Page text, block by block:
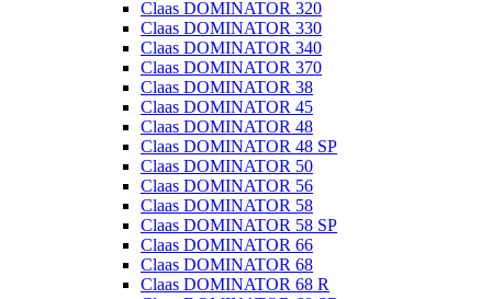
Claas DOMINATOR 320
Claas DOMINATOR 330
Claas DOMINATOR 340
Claas DOMINATOR 370
Claas DOMINATOR 38
Claas DOMINATOR 45
Claas DOMINATOR 48
Claas DOMINATOR 48 SP
Claas DOMINATOR 50
Claas DOMINATOR 56
Claas DOMINATOR 58
Claas DOMINATOR 58 SP
Claas DOMINATOR 66
Claas DOMINATOR 68
Claas DOMINATOR 68 R